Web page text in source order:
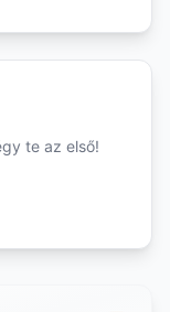
te az első!